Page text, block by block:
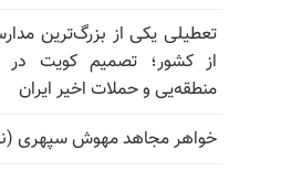
تعطیلی یکی از بزرگ‌ترین
از کشور؛ تصمیم کویت در
منطقه‌یی و حملات اخیر ایران
خواهر مجاهد مهوش سپهری